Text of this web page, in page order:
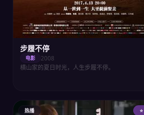
步履不停
电影
2008
横山家的夏日时光，人生步履不停。
热播